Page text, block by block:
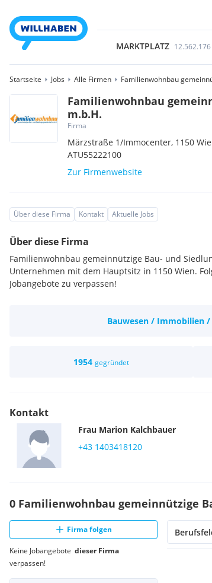
MARKTPLATZ 12.562.176
Startseite Jobs Alle Firmen Familienwohnbau
Familienwohnbau
m.b.H.
Firma
Märzstraße 1/Immocenter, 1150
ATU55222100
Zur Firmenwebsite
Über diese Firma Kontakt Aktuelle Jobs
Über diese Firma
Familienwohnbau gemeinnützige Bau- und
Unternehmen mit dem Hauptsitz in 1150 Wien.
Jobangebote zu verpassen!
Bauwesen / Immobilien
1954 gegründet
Kontakt
Frau Marion Kalchbauer
+43 1403418120
0 Familienwohnbau gemeinnützige
Firma folgen
Keine Jobangebote dieser Firma
verpassen!